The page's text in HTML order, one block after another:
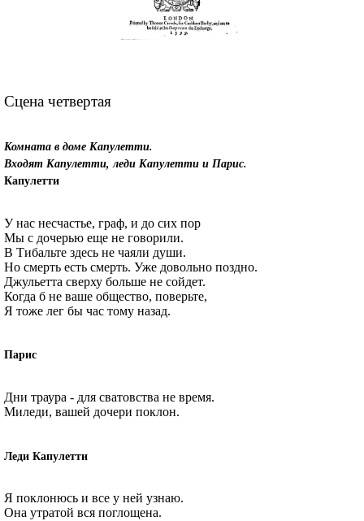
Сцена четвертая
Комната в доме Капулетти.
Входят Капулетти, леди Капулетти и Парис.
Капулетти
У нас несчастье, граф, и до сих пор
Мы с дочерью еще не говорили.
В Тибальте здесь не чаяли души.
Но смерть есть смерть. Уже довольно поздно.
Джульетта сверху больше не сойдет.
Когда б не ваше общество, поверьте,
Я тоже лег бы час тому назад.
Парис
Дни траура - для сватовства не время.
Миледи, вашей дочери поклон.
Леди Капулетти
Я поклонюсь и все у ней узнаю.
Она утратой вся поглощена.